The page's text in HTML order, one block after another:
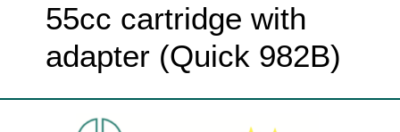
55cc cartridge with
adapter (Quick 982B)